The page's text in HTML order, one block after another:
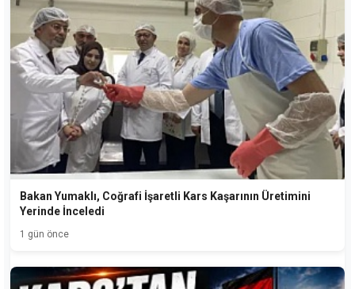
Bakan Yumaklı, Coğrafi İşaretli Kars Kaşarının Üretimini
Yerinde İnceledi
1 gün önce